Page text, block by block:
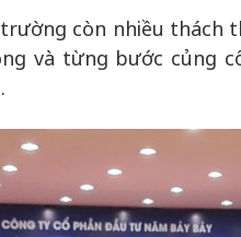
còn nhiều thách
và từng bước củng